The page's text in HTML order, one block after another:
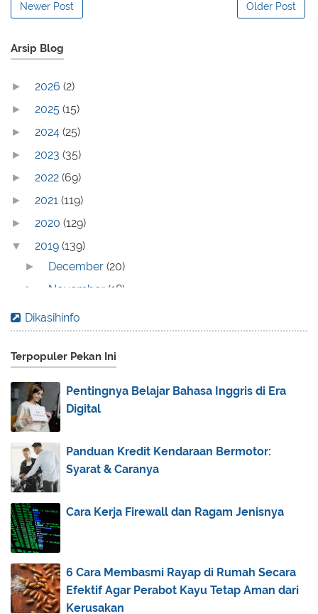
Newer Post Older Post
Arsip Blog
► 2026 (2)
► 2025 (15)
► 2024 (25)
► 2023 (35)
► 2022 (69)
► 2021 (119)
► 2020 (129)
▼ 2019 (139)
► December(20)
► November (18)
► October
► September(25)
► August(13)
► July
► June(7)
► May
► April(8)
▼ March(6)
Mau Sewa Bulanan Atau Tahunan? Inilah Untung
Ruginya
Inilah Biodata Syahrini, Penyanyi yang Glamor
Tapi...
Langkah Mudah Merawat Listrik Panel Surya yang
Bis...
Harga LG V Terbaru Beserta Spesifikasinya
Dikasihinfo
Terpopuler Pekan Ini
Pentingnya Belajar Bahasa Inggris di Era
Digital
Panduan Kredit Kendaraan Bermotor:
Syarat & Caranya
Cara Kerja Firewall dan Ragam Jenisnya
6 Cara Membasmi Rayap di Rumah Secara
Efektif Agar Perabot Kayu Tetap Aman dari
Kerusakan